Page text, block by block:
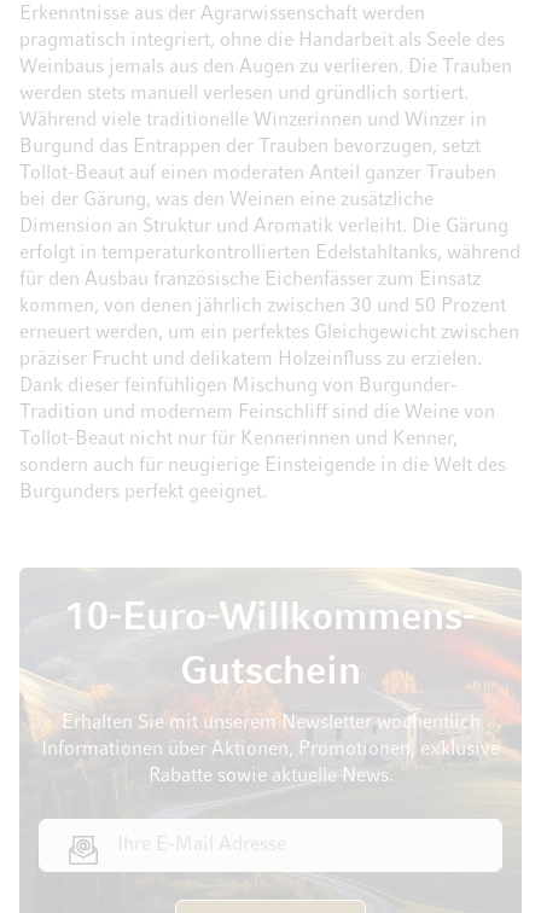
Erkenntnisse aus der Agrarwissenschaft werden
pragmatisch integriert, ohne die Handarbeit als Seele des
Weinbaus jemals aus den Augen zu verlieren. Die Trauben
werden stets manuell verlesen und gründlich sortiert.
Während viele traditionelle Winzerinnen und Winzer in
Burgund das Entrappen der Trauben bevorzugen, setzt
Tollot-Beaut auf einen moderaten Anteil ganzer Trauben
bei der Gärung, was den Weinen eine zusätzliche
Dimension an Struktur und Aromatik verleiht. Die Gärung
erfolgt in temperaturkontrollierten Edelstahltanks, während
für den Ausbau französische Eichenfässer zum Einsatz
kommen, von denen jährlich zwischen 30 und 50 Prozent
erneuert werden, um ein perfektes Gleichgewicht zwischen
präziser Frucht und delikatem Holzeinfluss zu erzielen.
Dank dieser feinfühligen Mischung von Burgunder-
Tradition und modernem Feinschliff sind die Weine von
Tollot-Beaut nicht nur für Kennerinnen und Kenner,
sondern auch für neugierige Einsteigende in die Welt des
Burgunders perfekt geeignet.
10-Euro-Willkommens-
Gutschein
Erhalten Sie mit unserem Newsletter wöchentlich
Informationen über Aktionen, Promotionen, exklusive
Rabatte sowie aktuelle News.